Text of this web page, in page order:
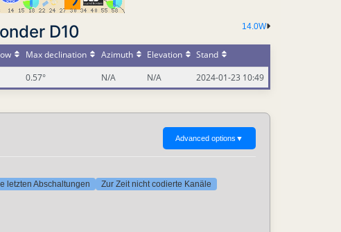
14.0W
D10
Max declination Azimuth Elevation
Stand
0.57° N/A N/A 2024-01-23 10:49
Advanced options ▼
letzten Abschaltungen
Zur Zeit nicht codierte Kanäle